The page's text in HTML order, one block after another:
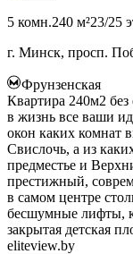
5 комн.240 м²23/25
г. Минск, просп.
Фрунзенская
Квартира 240м2 без
в жизнь все ваши
окон каких комнат
Свислочь, а из
предместье и
престижный,
в самом центре
бесшумные лифты,
закрытая детская
eliteview.by